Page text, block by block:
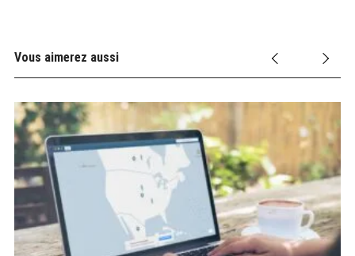
Vous aimerez aussi